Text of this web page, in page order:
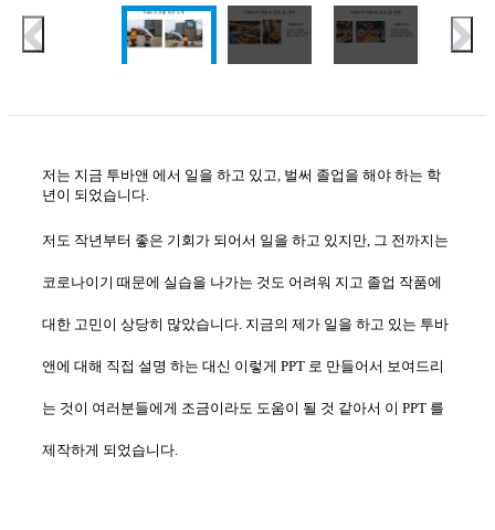
저는 지금 투바앤 에서 일을 하고 있고 벌써 졸업을 해야 하는 학
년이 되었습니다
저도 작년부터 좋은 기회가 되어서 일을 하고 있지만 그 전까지는
코로나이기 때문에 실습을 나가는 것도 어려워 지고 졸업 작품에
대한 고민이 상당히 많았습니다 지금의 제가 일을 하고 있는 투바
앤에 대해 직접 설명 하는 대신 이렇게 PPT 로 만들어서 보여드리
는 것이 여러분들에게 조금이라도 도움이 될 것 같아서 이 PPT 를
제작하게 되었습니다